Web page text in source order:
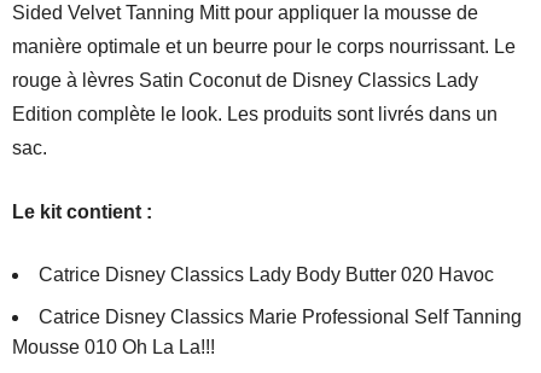
Sided Velvet Tanning Mitt pour appliquer la mousse de
manière optimale et un beurre pour le corps nourrissant. Le
rouge à lèvres Satin Coconut de Disney Classics Lady
Edition complète le look. Les produits sont livrés dans un
sac.
Le kit contient :
Catrice Disney Classics Lady Body Butter 020 Havoc
Catrice Disney Classics Marie Professional Self Tanning
Mousse 010 Oh La La!!!